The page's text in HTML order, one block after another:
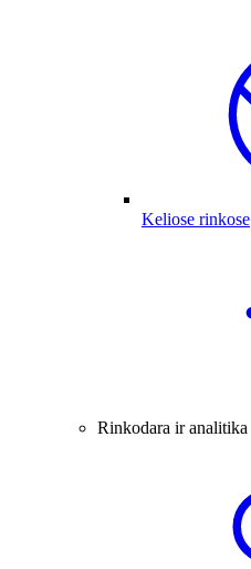
Keliose rinkose
Rinkodara ir analitika